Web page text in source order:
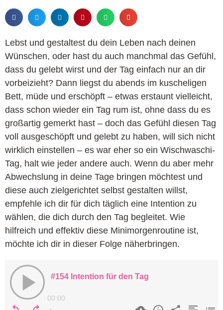
Lebst und gestaltest du dein Leben nach deinen
Wünschen, oder hast du auch manchmal das Gefühl,
dass du gelebt wirst und der Tag einfach nur an dir
vorbeizieht? Dann liegst du abends im kuscheligen
Bett, müde und erschöpft – etwas erstaunt vielleicht,
dass schon wieder ein Tag rum ist, ohne dass du es
großartig gemerkt hast – doch das Gefühl diesen Tag
voll ausgeschöpft und gelebt zu haben, will sich nicht
wirklich einstellen – es war eher so ein Wischwaschi-
Tag, halt wie jeder andere auch. Wenn du aber mehr
Abwechslung in deine Tage bringen möchtest und
diese auch zielgerichtet selbst gestalten willst,
empfehle ich dir für dich täglich eine Intention zu
wählen, die dich durch den Tag begleitet. Wie
hilfreich und effektiv diese Minimorgenroutine ist,
möchte ich dir in dieser Folge näherbringen.